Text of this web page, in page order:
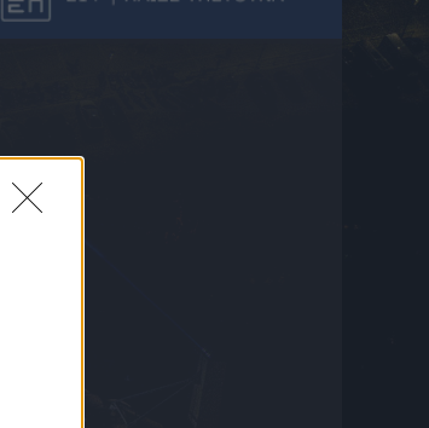
σε έξι ποδοσφαιριστές της
στην Ουγγαρία η ΑΕΚ:
2026 16:06
την εθνική Καζακστάν ο Τζον